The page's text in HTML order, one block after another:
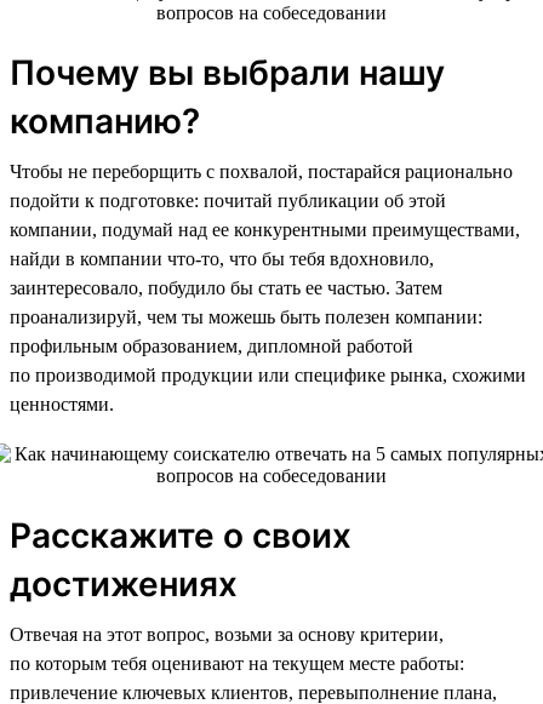
Почему вы выбрали нашу
компанию?
Чтобы не переборщить с похвалой, постарайся рационально
подойти к подготовке: почитай публикации об этой
компании, подумай над ее конкурентными преимуществами,
найди в компании что-то, что бы тебя вдохновило,
заинтересовало, побудило бы стать ее частью. Затем
проанализируй, чем ты можешь быть полезен компании:
профильным образованием, дипломной работой
по производимой продукции или специфике рынка, схожими
ценностями.
Расскажите о своих
достижениях
Отвечая на этот вопрос, возьми за основу критерии,
по которым тебя оценивают на текущем месте работы:
привлечение ключевых клиентов, перевыполнение плана,